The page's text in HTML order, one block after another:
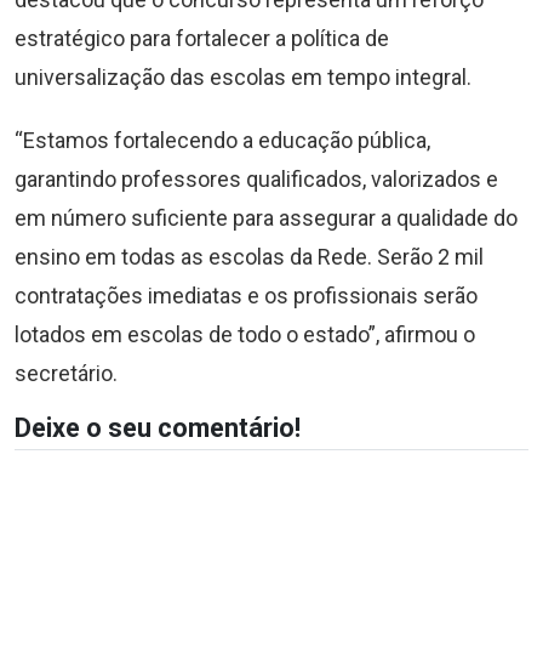
estratégico para fortalecer a política de
universalização das escolas em tempo integral.
“Estamos fortalecendo a educação pública,
garantindo professores qualificados, valorizados e
em número suficiente para assegurar a qualidade do
ensino em todas as escolas da Rede. Serão 2 mil
contratações imediatas e os profissionais serão
lotados em escolas de todo o estado”, afirmou o
secretário.
Deixe o seu comentário!